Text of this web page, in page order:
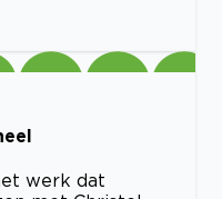
werk dat